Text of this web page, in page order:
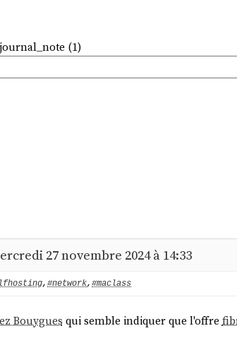
journal_note (1)
27 novembre 2024 à 14:33
, #network, #maclass
Bouygues qui semble indiquer que l'offre